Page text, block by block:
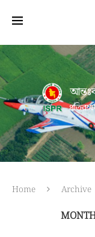
Home Archive